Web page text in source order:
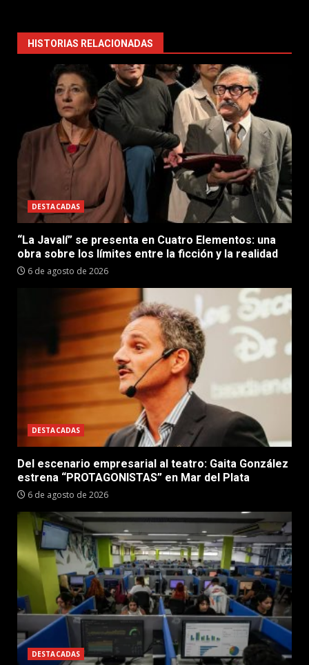
HISTORIAS RELACIONADAS
DESTACADAS
“La Javalí” se presenta en Cuatro Elementos: una
obra sobre los límites entre la ficción y la realidad
6 de agosto de 2026
DESTACADAS
Del escenario empresarial al teatro: Gaita González
estrena “PROTAGONISTAS” en Mar del Plata
6 de agosto de 2026
DESTACADAS